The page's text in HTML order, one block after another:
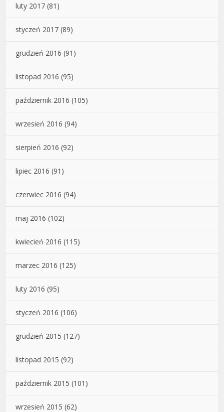
luty 2017 (81)
styczeń 2017 (89)
grudzień 2016 (91)
listopad 2016 (95)
październik 2016 (105)
wrzesień 2016 (94)
sierpień 2016 (92)
lipiec 2016 (91)
czerwiec 2016 (94)
maj 2016 (102)
kwiecień 2016 (115)
marzec 2016 (125)
luty 2016 (95)
styczeń 2016 (106)
grudzień 2015 (127)
listopad 2015 (92)
październik 2015 (101)
wrzesień 2015 (62)